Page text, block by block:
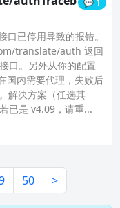
口已停用导致的报错。
translate/auth 返回
口。另外从你的配置
国内需要代理，失败后
解决方案（任选其
已是 v4.09，请重...
50 >